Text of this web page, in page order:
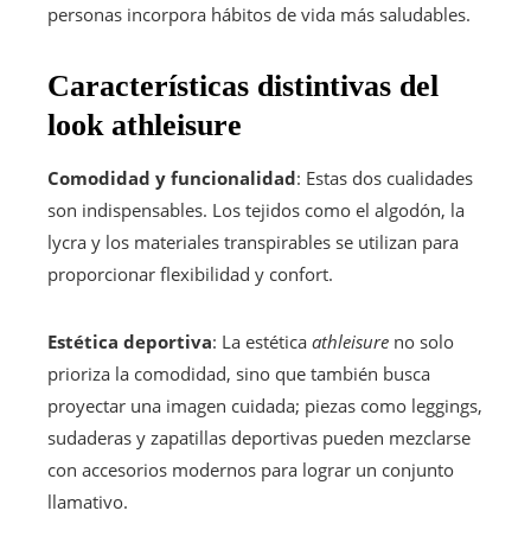
personas incorpora hábitos de vida más saludables.
Características distintivas del
look athleisure
Comodidad y funcionalidad: Estas dos cualidades
son indispensables. Los tejidos como el algodón, la
lycra y los materiales transpirables se utilizan para
proporcionar flexibilidad y confort.
Estética deportiva: La estética athleisure no solo
prioriza la comodidad, sino que también busca
proyectar una imagen cuidada; piezas como leggings,
sudaderas y zapatillas deportivas pueden mezclarse
con accesorios modernos para lograr un conjunto
llamativo.